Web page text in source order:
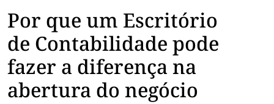
Por que um Escritório
de Contabilidade pode
fazer a diferença na
abertura do negócio